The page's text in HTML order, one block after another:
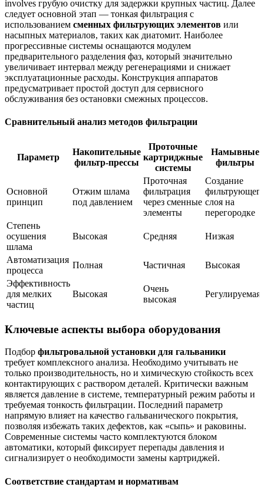
involves грубую очистку для задержки крупных частиц. Далее
следует основной этап — тонкая фильтрация с
использованием сменных фильтрующих элементов или
насыпных материалов, таких как диатомит. Наиболее
прогрессивные системы оснащаются модулем
предварительного разделения фаз, который значительно
увеличивает интервал между регенерациями и снижает
эксплуатационные расходы. Конструкция аппаратов
предусматривает простой доступ для сервисного
обслуживания без остановки смежных процессов.
Сравнительный анализ методов фильтрации
Параметр
Накопительные
фильтр-прессы
Проточные
картриджные
системы
Намывные
фильтры
Основной
принцип
Отжим шлама
под давлением
Проточная
фильтрация
через сменные
элементы
Создание
слоя на
перегородке
Степень
осушения
шлама
Высокая Средняя Низкая
Автоматизация
процесса
Полная Частичная
Высокая
Эффективность
для мелких
частиц
Высокая
Очень
высокая
Регулируемая
Ключевые аспекты выбора оборудования
Подбор фильтровальной установки для гальваники
требует комплексного анализа. Необходимо учитывать не
только производительность, но и химическую стойкость всех
контактирующих с раствором деталей. Критически важным
является давление в системе, температурный режим работы и
требуемая тонкость фильтрации. Последний параметр
напрямую влияет на качество гальванического покрытия,
позволяя избежать таких дефектов, как «сыпь» и раковины.
Современные системы часто комплектуются блоком
автоматики, который фиксирует перепады давления и
сигнализирует о необходимости замены картриджей.
Соответствие стандартам и нормативам